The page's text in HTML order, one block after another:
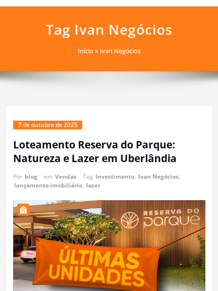
Tag Ivan Negócios
Início» Ivan Negócios
7 de outubro de 2025
Loteamento Reserva do Parque:
Natureza e Lazer em Uberlândia
Por blog em Vendas Tag Investimento, Ivan Negócios,
lançamento imobiliário, lazer